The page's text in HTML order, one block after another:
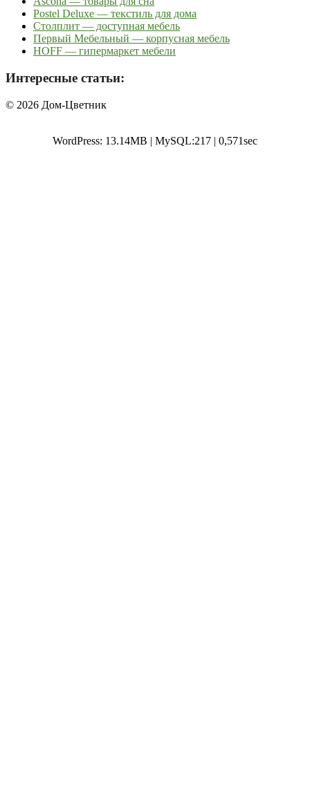
Postel Deluxe — текстиль для дома
Столплит — доступная мебель
Первый Мебельный — корпусная мебель
HOFF — гипермаркет мебели
Интересные статьи:
© 2026 Дом-Цветник
WordPress: 13.14MB | MySQL:217 | 0,571sec